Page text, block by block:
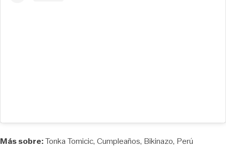
Más sobre:Tonka Tomicic Cumpleaños Bikinazo Perú